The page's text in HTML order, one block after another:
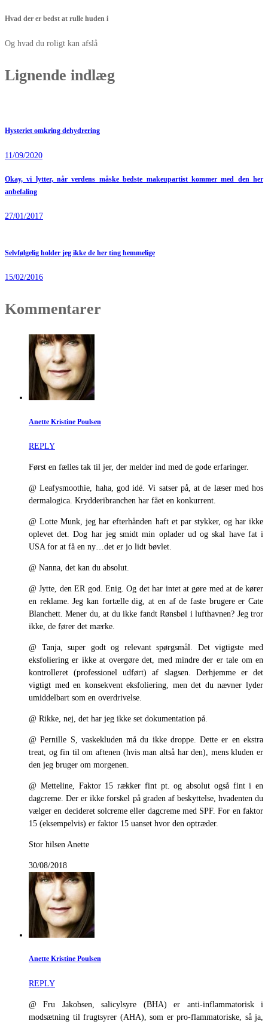
Hvad der er bedst at rulle huden i
Og hvad du roligt kan afslå
Lignende indlæg
Hysteriet omkring dehydrering
11/09/2020
Okay, vi lytter, når verdens måske bedste makeupartist kommer med den her
anbefaling
27/01/2017
Selvfølgelig holder jeg ikke de her ting hemmelige
15/02/2016
Kommentarer
Anette Kristine Poulsen
REPLY
Først en fælles tak til jer, der melder ind med de gode erfaringer.
@ Leafysmoothie, haha, god idé. Vi satser på, at de læser med hos
dermalogica. Krydderibranchen har fået en konkurrent.
@ Lotte Munk, jeg har efterhånden haft et par stykker, og har ikke
oplevet det. Dog har jeg smidt min oplader ud og skal have fat i
USA for at få en ny…det er jo lidt bøvlet.
@ Nanna, det kan du absolut.
@ Jytte, den ER god. Enig. Og det har intet at gøre med at de kører
en reklame. Jeg kan fortælle dig, at en af de faste brugere er Cate
Blanchett. Mener du, at du ikke fandt Rønsbøl i lufthavnen? Jeg tror
ikke, de fører det mærke.
@ Tanja, super godt og relevant spørgsmål. Det vigtigste med
eksfoliering er ikke at overgøre det, med mindre der er tale om en
kontrolleret (professionel udført) af slagsen. Derhjemme er det
vigtigt med en konsekvent eksfoliering, men det du nævner lyder
umiddelbart som en overdrivelse.
@ Rikke, nej, det har jeg ikke set dokumentation på.
@ Pernille S, vaskekluden må du ikke droppe. Dette er en ekstra
treat, og fin til om aftenen (hvis man altså har den), mens kluden er
den jeg bruger om morgenen.
@ Metteline, Faktor 15 rækker fint pt. og absolut også fint i en
dagcreme. Der er ikke forskel på graden af beskyttelse, hvadenten du
vælger en decideret solcreme eller dagcreme med SPF. For en faktor
15 (eksempelvis) er faktor 15 uanset hvor den optræder.
Stor hilsen Anette
30/08/2018
Anette Kristine Poulsen
REPLY
@ Fru Jakobsen, salicylsyre (BHA) er anti-inflammatorisk i
modsætning til frugtsyrer (AHA), som er pro-flammatoriske, så ja,